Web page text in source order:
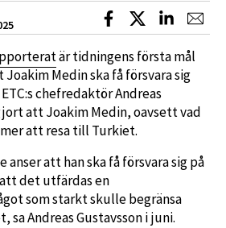
Dela på Facebook
Dela på XDela på
är tidningens första mål
Medin ska få försvara sig
chefredaktör Andreas
att Joakim Medin, oavsett vad
att resa till Turkiet.
anser att han ska få försvara sig på
det utfärdas en
som starkt skulle begränsa
sa Andreas Gustavsson i juni.